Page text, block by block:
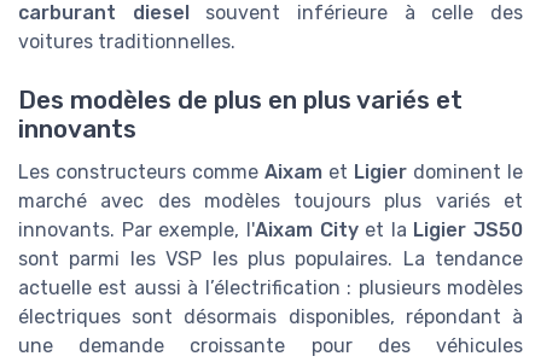
carburant dieselsouvent inférieure à celle des
voitures traditionnelles.
Des modèles de plus en plus variés et
innovants
Les constructeurs comme Aixam et Ligier dominent le
marché avec des modèles toujours plus variés et
innovants. Par exemple, l'Aixam Cityet la Ligier JS50
sont parmi les VSP les plus populaires. La tendance
actuelle est aussi à l’électrification : plusieurs modèles
électriques sont désormais disponibles, répondant à
une demande croissante pour des véhicules